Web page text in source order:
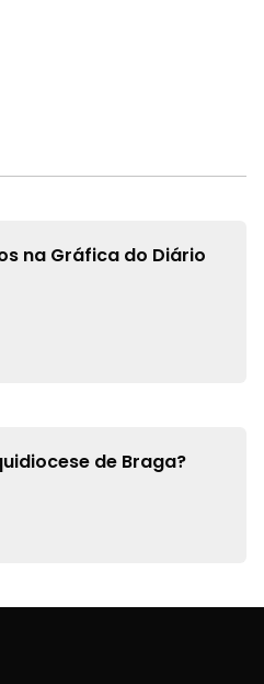
na Gráfica do Diário
de Braga?